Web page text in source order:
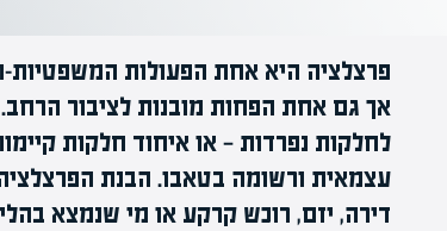
פרצלציה היא אחת הפעולות המשפטיות-
אך גם אחת הפחות מובנות לציבור
לחלקות נפרדות — או איחוד חלקות
עצמאית ורשומה בטאבו. הבנת
דירה, יזם, רוכש קרקע או מי שנמצא